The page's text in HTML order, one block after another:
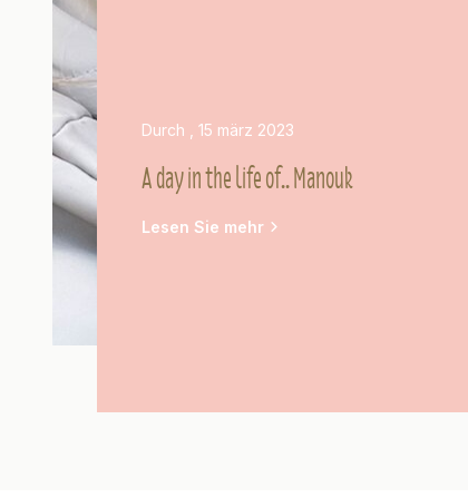
Durch , 15 märz 2023
A day in the life of.. Manouk
Lesen Sie mehr